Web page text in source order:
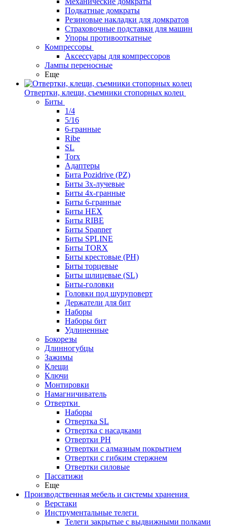
Подкатные домкраты
Резиновые накладки для домкратов
Страховочные подставки для машин
Упоры противооткатные
Компрессоры
Аксессуары для компрессоров
Лампы переносные
Еще
Отвертки, клещи, съемники стопорных колец
Биты
1/4
5/16
6-гранные
Ribe
SL
Torx
Адаптеры
Бита Pozidrive (PZ)
Биты 3х-лучевые
Биты 4х-гранные
Биты 6-гранные
Биты HEX
Биты RIBE
Биты Spanner
Биты SPLINE
Биты TORX
Биты крестовые (PH)
Биты торцевые
Биты шлицевые (SL)
Биты-головки
Головки под шуруповерт
Держатели для бит
Наборы
Наборы бит
Удлиненные
Бокорезы
Длинногубцы
Зажимы
Клещи
Ключи
Монтировки
Намагничиватель
Отвертки
Наборы
Отвертка SL
Отвертка с насадками
Отвертки PH
Отвертки с алмазным покрытием
Отвертки с гибким стержнем
Отвертки силовые
Пассатижи
Еще
Производственная мебель и системы хранения
Верстаки
Инструментальные телеги
Телеги закрытые с выдвижными полками